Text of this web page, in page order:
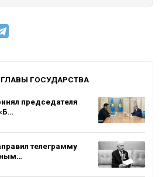
ГОСУДАРСТВА
председателя
телеграмму